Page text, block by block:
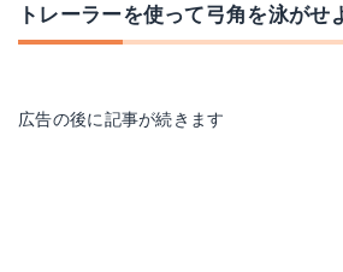
トレーラーを使って弓角を泳がせ
広告の後に記事が続きます